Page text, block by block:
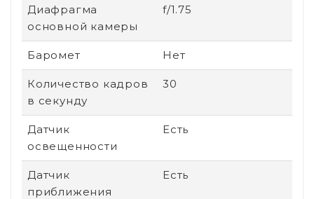
Диафрагма
основной камеры
f/1.75
Баромет Нет
Количество кадров
в секунду
30
Датчик
освещенности
Есть
Датчик
приближения
Есть